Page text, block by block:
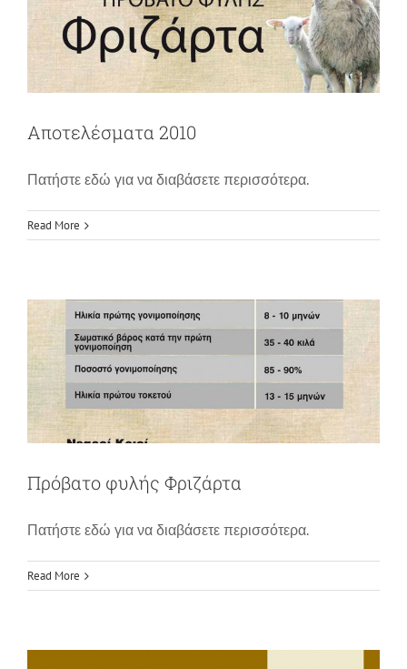
Αποτελέσματα 2010
Πατήστε εδώ για να διαβάσετε περισσότερα.
Read More
Πρόβατο φυλής Φριζάρτα
Πρόβατο φυλής Φριζάρτα
Πατήστε εδώ για να διαβάσετε περισσότερα.
Read More
Ημερολόγιο διαχείρισης εκτροφής